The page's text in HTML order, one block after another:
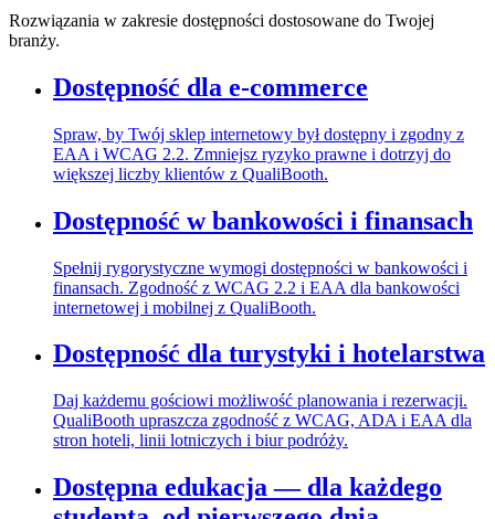
Rozwiązania w zakresie dostępności dostosowane do Twojej
branży.
Dostępność dla e-commerce
Spraw, by Twój sklep internetowy był dostępny i zgodny z
EAA i WCAG 2.2. Zmniejsz ryzyko prawne i dotrzyj do
większej liczby klientów z QualiBooth.
Dostępność w bankowości i finansach
Spełnij rygorystyczne wymogi dostępności w bankowości i
finansach. Zgodność z WCAG 2.2 i EAA dla bankowości
internetowej i mobilnej z QualiBooth.
Dostępność dla turystyki i hotelarstwa
Daj każdemu gościowi możliwość planowania i rezerwacji.
QualiBooth upraszcza zgodność z WCAG, ADA i EAA dla
stron hoteli, linii lotniczych i biur podróży.
Dostępna edukacja — dla każdego